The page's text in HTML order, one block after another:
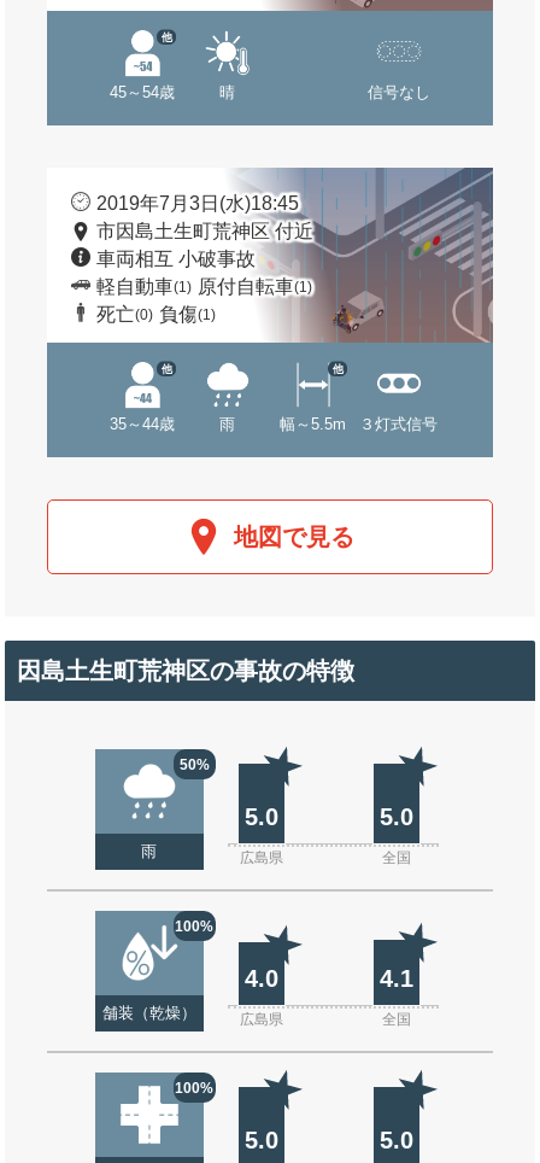
45～54歳
他
晴 信号なし
2019年7月3日(水)18:45
市因島土生町荒神区 付近
車両相互 小破事故
軽自動車(1) 原付自転車(1)
死亡(0) 負傷(1)
35～44歳
他
雨 幅～5.5m
他
３灯式信号
地図で見る
因島土生町荒神区の事故の特徴
50%
雨
5.0 5.0
広島県 全国
100%
舗装（乾燥）
4.0 4.1
広島県 全国
100%
5.0 5.0